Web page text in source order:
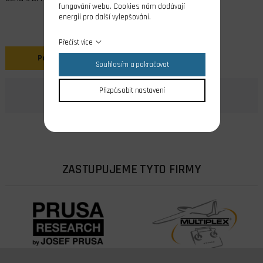
Popis
ZASTUPUJEME TYTO FIRMY
fungování webu. Cookies nám dodávají
energii pro další vylepšování.
Přečíst více
Souhlasím a pokračovat
Přizpůsobit nastavení